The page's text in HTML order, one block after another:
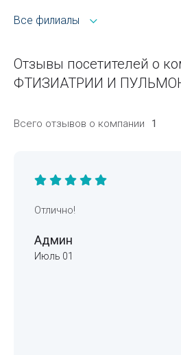
Все филиалы
Отзывы посетителей о
ФТИЗИАТРИИ И
Всего отзывов о компании 1
Отлично!
Админ
Июль 01